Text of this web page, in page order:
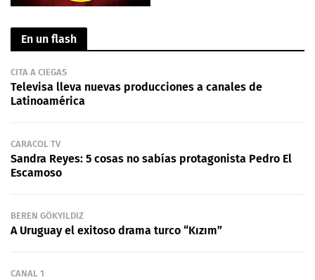
En un flash
CITA A CIEGAS
Televisa lleva nuevas producciones a canales de
Latinoamérica
CARACOL TV
Sandra Reyes: 5 cosas no sabías protagonista Pedro El
Escamoso
BEREN GÖKYILDIZ
A Uruguay el exitoso drama turco “Kızım”
CANAL 1